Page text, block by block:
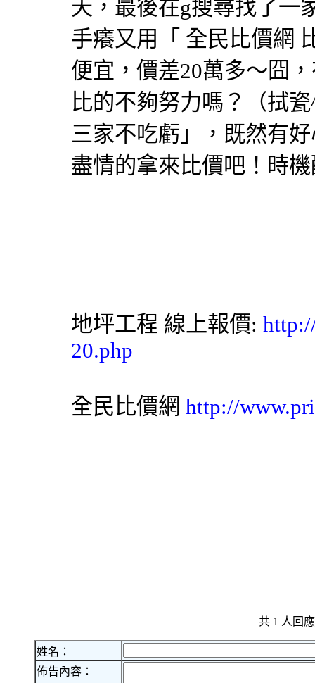
天，最後在g搜尋找了一
手癢又用「 全民比價網
便宜，價差20萬多～囧
比的不夠努力嗎？（拭
三家不吃虧」，既然有
盡情的拿來比價吧！時
地坪工程 線上報價:
20.php
全民比價網 http://
共 1 人回
姓名：
佈告內容：